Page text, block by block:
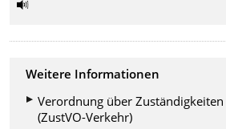
Weitere Informationen
Verordnung über
(ZustVO-Verkehr)